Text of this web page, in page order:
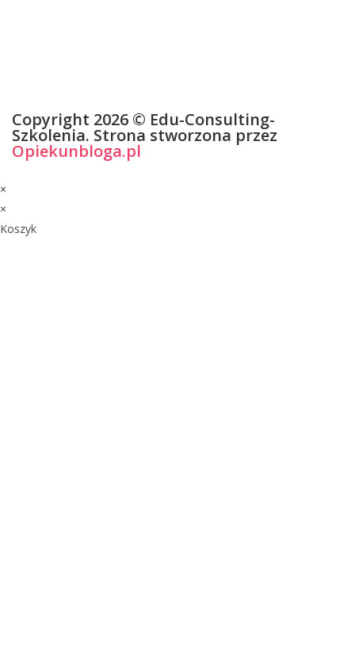
Copyright 2026 © Edu-Consulting-
Szkolenia. Strona stworzona przez
Opiekunbloga.pl
×
×
Koszyk